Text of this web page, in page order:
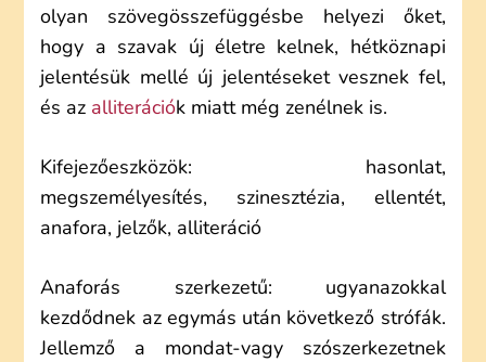
olyan szövegösszefüggésbe helyezi őket,
hogy a szavak új életre kelnek, hétköznapi
jelentésük mellé új jelentéseket vesznek fel,
és az alliterációk miatt még zenélnek is.
Kifejezőeszközök: hasonlat,
megszemélyesítés, szinesztézia, ellentét,
anafora, jelzők, alliteráció
Anaforás szerkezetű: ugyanazokkal
kezdődnek az egymás után következő strófák.
Jellemző a mondat-vagy szószerkezetnek